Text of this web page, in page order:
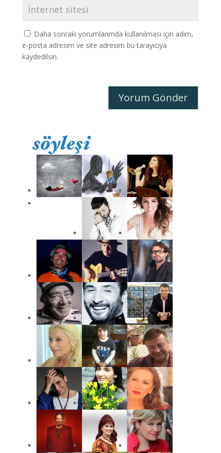
Daha sonraki yorumlarımda kullanılması için adım,
e-posta adresim ve site adresim bu tarayıcıya
kaydedilsin.